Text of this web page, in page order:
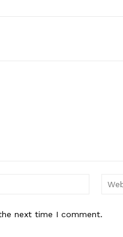
Email:*
next time I comment.